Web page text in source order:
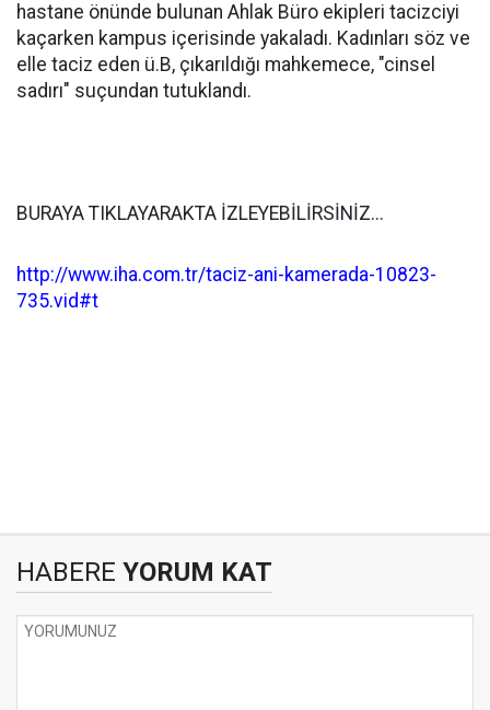
hastane önünde bulunan Ahlak Büro ekipleri tacizciyi
kaçarken kampus içerisinde yakaladı. Kadınları söz ve
elle taciz eden ü.B, çıkarıldığı mahkemece, "cinsel
sadırı" suçundan tutuklandı.
BURAYA TIKLAYARAKTA İZLEYEBİLİRSİNİZ...
http://www.iha.com.tr/taciz-ani-kamerada-10823-
735.vid#t
HABERE YORUM KAT